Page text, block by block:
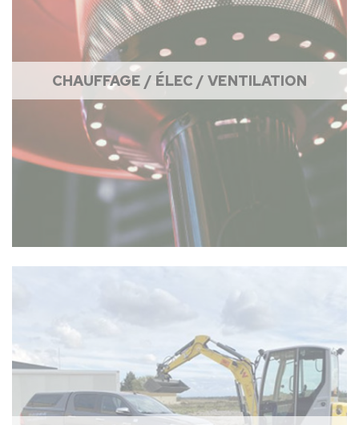
CHAUFFAGE / ÉLEC / VENTILATION